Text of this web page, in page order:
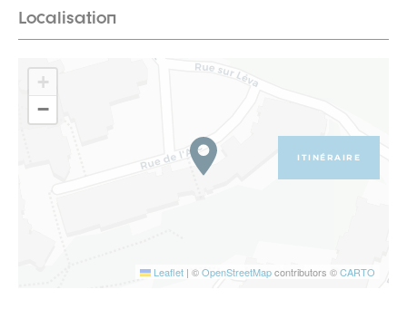
Localisation
+
−
Leaflet | ©OpenStreetMapcontributors ©CARTO
ITINÉRAIRE